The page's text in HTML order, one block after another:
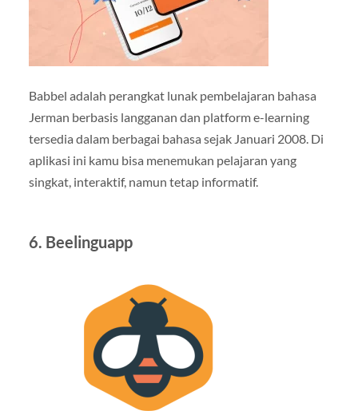
Babbel adalah perangkat lunak pembelajaran bahasa
Jerman berbasis langganan dan platform e-learning
tersedia dalam berbagai bahasa sejak Januari 2008. Di
aplikasi ini kamu bisa menemukan pelajaran yang
singkat, interaktif, namun tetap informatif.
6. Beelinguapp